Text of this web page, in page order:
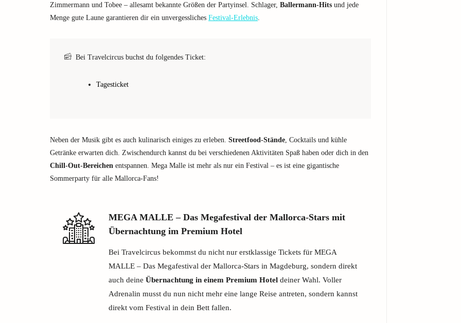
Zimmermann und Tobee – allesamt bekannte Größen der Partyinsel. Schlager, Ballermann-Hits und jede
Menge gute Laune garantieren dir ein unvergessliches Festival-Erlebnis.
Bei Travelcircus buchst du folgendes Ticket:
Tagesticket
Neben der Musik gibt es auch kulinarisch einiges zu erleben. Streetfood-Stände, Cocktails und kühle
Getränke erwarten dich. Zwischendurch kannst du bei verschiedenen Aktivitäten Spaß haben oder dich in den
Chill-Out-Bereichen entspannen. Mega Malle ist mehr als nur ein Festival – es ist eine gigantische
Sommerparty für alle Mallorca-Fans!
MEGA MALLE – Das Megafestival der Mallorca-Stars mit
Übernachtung im Premium Hotel
Bei Travelcircus bekommst du nicht nur erstklassige Tickets für MEGA
MALLE – Das Megafestival der Mallorca-Stars in Magdeburg, sondern direkt
auch deine Übernachtung in einem Premium Hotel deiner Wahl. Voller
Adrenalin musst du nun nicht mehr eine lange Reise antreten, sondern kannst
direkt vom Festival in dein Bett fallen.